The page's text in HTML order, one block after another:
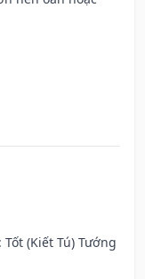
(Kiết Tú) Tướng